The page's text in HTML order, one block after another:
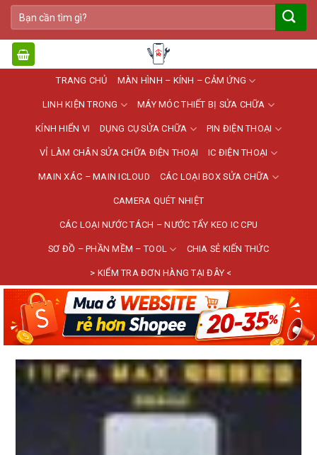
Bỏ
qua
nội
dung
Tìm
kiếm:
TRANG CHỦ MÀN HÌNH – KÍNH – CẢM ỨNG
LINH KIỆN TRONG MÁY MÓC THIẾT BỊ SỬA CHỮA
KÍNH HIỂN VI DỤNG CỤ SỬA CHỮA PIN ĐIỆN THOẠI
VỈ LÀM CHÂN SỬA CHỮA ĐIỆN THOẠI IC ĐIỆN THOẠI
MAIN XÁC – MAIN ICLOUD CÁC LOẠI BOX SỬA CHỮA
CAMERA QUÉT NHIỆT
CÁC LOẠI NƯỚC TÁCH – NƯỚC TẨY KEO IC CPU
SƠ ĐỒ – PHẦN MỀM – TOOL CHIA SẺ KIẾN THỨC
> KIỂM TRA ĐƠN HÀNG TẠI ĐÂY <